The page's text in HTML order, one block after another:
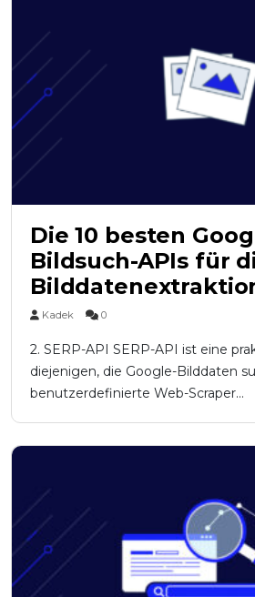
Die 10 besten
Bildsuch-APIs für
Kadek 0
2. SERP-API SERP-API ist eine
diejenigen, die Google-Bilddaten
benutzerdefinierte Web-Scraper...